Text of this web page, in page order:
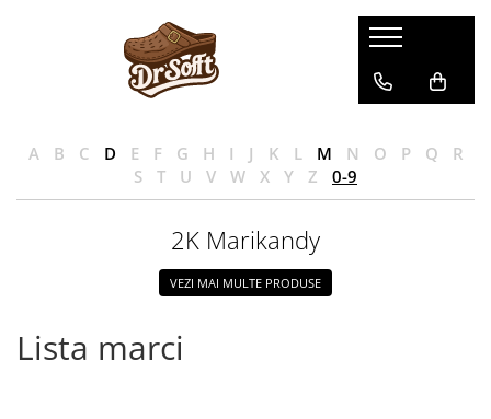
A B C D E F G H I J K L M N O P Q
R
S
T U V W X Y Z 0-9
2K Marikandy
VEZI MAI MULTE PRODUSE
Lista marci